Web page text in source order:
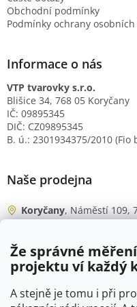
Že správné
projektu ví každý
A stejně je tomu i při
Obchodní podmínky
Podmínky ochrany
Informace o nás
VTP tvarovky s.r.o.
Blišice 34, 768 05 Koryčany
IČ: 09895345
DIČ: CZ09895345
B. ú.: 2301934375/2010 (Fio
Naše prodejna
Koryčany, Náměstí 109,
Po - Čt
06:00 - 07:00
07:30 - 15:30
Pá
06:00 - 07:00
07:30 - 15:00